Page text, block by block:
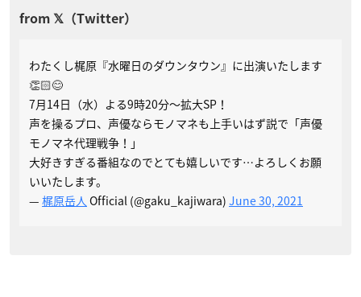
わたくし梶原『水曜日のダウンタウン』に出演いたします
👏🏻😊
7月14日（水）よる9時20分～拡大SP！
声を操るプロ、声優ならモノマネも上手いはず説で「声優
モノマネ代理戦争！」
大好きすぎる番組なのでとても嬉しいです…よろしくお願
いいたします。
— 梶原岳人 Official (@gaku_kajiwara) June 30, 2021